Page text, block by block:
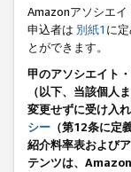
Amazonアソシエ
申込者は 別紙1 に
とができます。
甲のアソシエイト
（以下、当該個人
変更せずに受け入
シー （第12条に
紹介料率表および
テンツは、